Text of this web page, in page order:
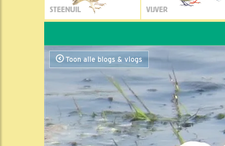
STEENUIL VIJVER
Toon alle blogs & vlogs